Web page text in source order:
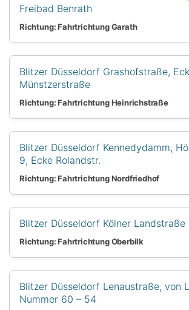
Freibad Benrath
Richtung: Fahrtrichtung Garath
Blitzer Düsseldorf Grashofstraße,
Münstzerstraße
Richtung: Fahrtrichtung Heinrichstraße
Blitzer Düsseldorf Kennedydamm,
9, Ecke Rolandstr.
Richtung: Fahrtrichtung Nordfriedhof
Blitzer Düsseldorf Kölner Landstraße
Richtung: Fahrtrichtung Oberbilk
Blitzer Düsseldorf Lenaustraße, von
Nummer 60 – 54